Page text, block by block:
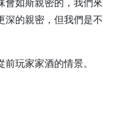
會如斯親密的，我們來
深的親密，但我們是不
玩家家酒的情景。